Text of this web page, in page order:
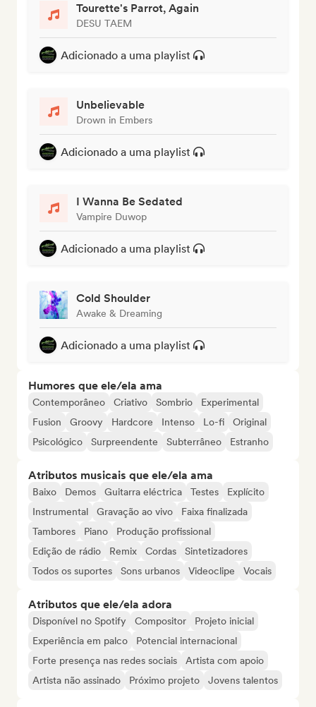
Tourette's Parrot, Again
DESU TAEM
Adicionado a uma playlist
Unbelievable
Drown in Embers
Adicionado a uma playlist
I Wanna Be Sedated
Vampire Duwop
Adicionado a uma playlist
Cold Shoulder
Awake & Dreaming
Adicionado a uma playlist
Humores que ele/ela ama
Contemporâneo Criativo Sombrio
Experimental
Fusion
Groovy Hardcore Intenso Lo-fi
Original
Psicológico
Surpreendente Subterrâneo Estranho
Atributos musicais que ele/ela ama
Baixo Demos Guitarra eléctrica Testes
Explícito
Instrumental
Gravação ao vivo
Faixa finalizada
Tambores
Piano
Produção profissional
Edição de rádio
Remix Cordas
Sintetizadores
Todos os suportes
Sons urbanos Videoclipe Vocais
Atributos que ele/ela adora
Disponível no Spotify Compositor
Projeto inicial
Experiência em palco
Potencial internacional
Forte presença nas redes sociais
Artista com apoio
Artista não assinado
Próximo projeto Jovens talentos